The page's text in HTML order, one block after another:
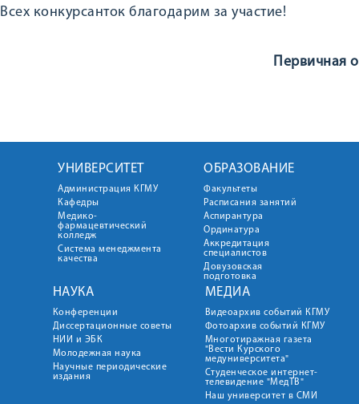
Всех конкурсанток благодарим за участие!
Первичная
УНИВЕРСИТЕТ
Администрация КГМУ
Кафедры
Медико-
фармацевтический
колледж
Система менеджмента
качества
ОБРАЗОВАНИЕ
Факультеты
Расписания занятий
Аспирантура
Ординатура
Аккредитация
специалистов
Довузовская
подготовка
НАУКА
Конференции
Диссертационные советы
НИИ и ЭБК
Молодежная наука
Научные периодические
издания
МЕДИА
Видеоархив событий КГМУ
Фотоархив событий КГМУ
Многотиражная газета
"Вести Курского
медуниверситета"
Студенческое интернет-
телевидение "МедТВ"
Наш университет в СМИ